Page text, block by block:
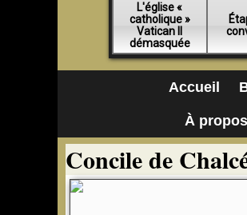
L'église «
catholique »
Vatican II
démasquée
Accueil
À propos
Concile de